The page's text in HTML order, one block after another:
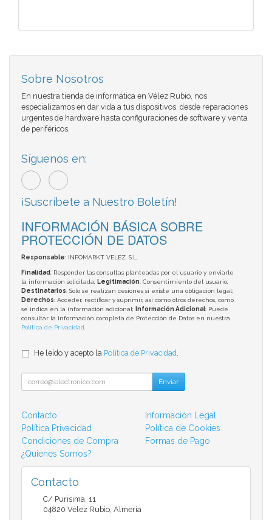
Sobre Nosotros
En nuestra tienda de informática en Vélez Rubio, nos
especializamos en dar vida a tus dispositivos. desde reparaciones
urgentes de hardware hasta configuraciones de software y venta
de periféricos.
Síguenos en:
¡Suscríbete a Nuestro Boletín!
INFORMACIÓN BÁSICA SOBRE
PROTECCIÓN DE DATOS
Responsable: INFOMARKT VELEZ, S.L.
Finalidad: Responder las consultas planteadas por el usuario y enviarle
la información solicitada; Legitimación: Consentimiento del usuario;
Destinatarios: Solo se realizan cesiones si existe una obligación legal;
Derechos: Acceder, rectificar y suprimir, así como otros derechos, como
se indica en la información adicional;
Información Adicional: Puede
consultar la información completa de Protección de Datos en nuestra
Política de Privacidad
He leído y acepto la Política de Privacidad
Enviar
Contacto
Información Legal
Política Privacidad
Política de Cookies
Condiciones de Compra
Formas de Pago
¿Quienes Somos?
Contacto
C/ Purisima, 11
04820 Vélez Rubio Almería